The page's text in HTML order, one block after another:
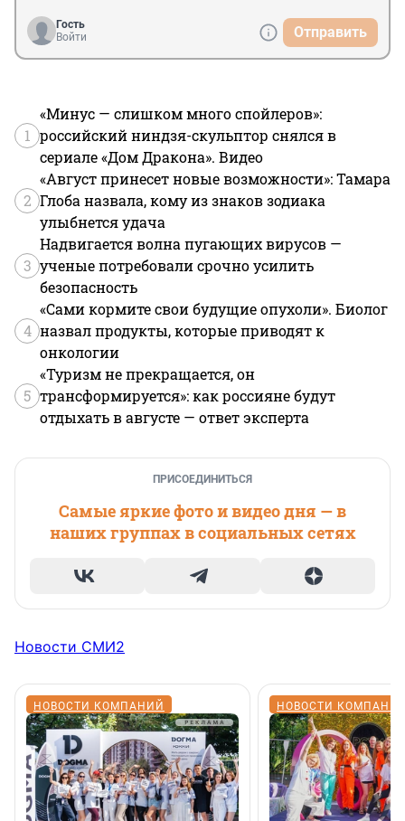
Гость
Войти
Отправить
1
«Минус — слишком много спойлеров»:
российский ниндзя-скульптор снялся в
сериале «Дом Дракона». Видео
2
«Август принесет новые возможности»: Тамара
Глоба назвала, кому из знаков зодиака
улыбнется удача
3
Надвигается волна пугающих вирусов —
ученые потребовали срочно усилить
безопасность
4
«Сами кормите свои будущие опухоли». Биолог
назвал продукты, которые приводят к
онкологии
5
«Туризм не прекращается, он
трансформируется»: как россияне будут
отдыхать в августе — ответ эксперта
ПРИСОЕДИНИТЬСЯ
Самые яркие фото и видео дня — в
наших группах в социальных сетях
Новости СМИ2
НОВОСТИ КОМПАНИЙ НОВОСТИ